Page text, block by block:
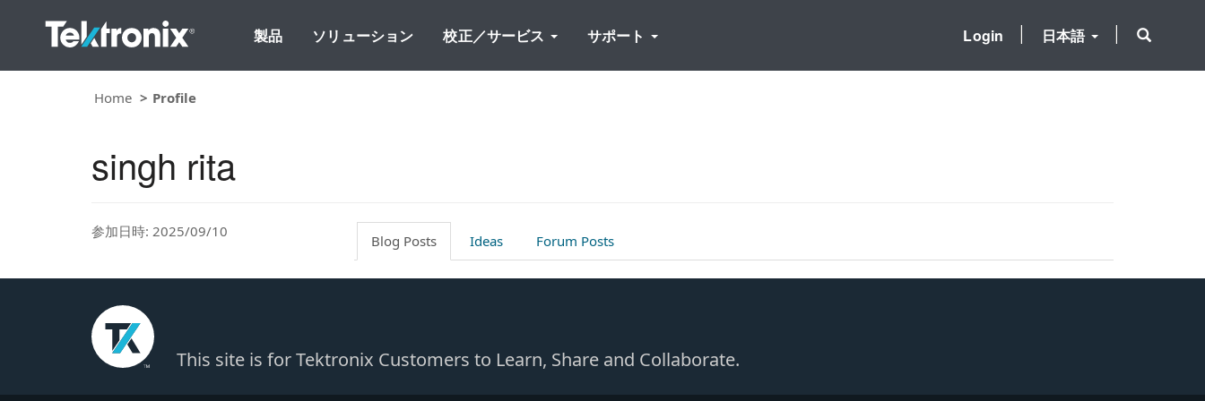
製品 ソリューション 校正／サービス サポート 日本語
Login
Home Profile
singh rita
参加日時: 2025/09/10
Blog Posts Ideas Forum Posts
This site is for Tektronix Customers to Learn, Share and Collaborate.